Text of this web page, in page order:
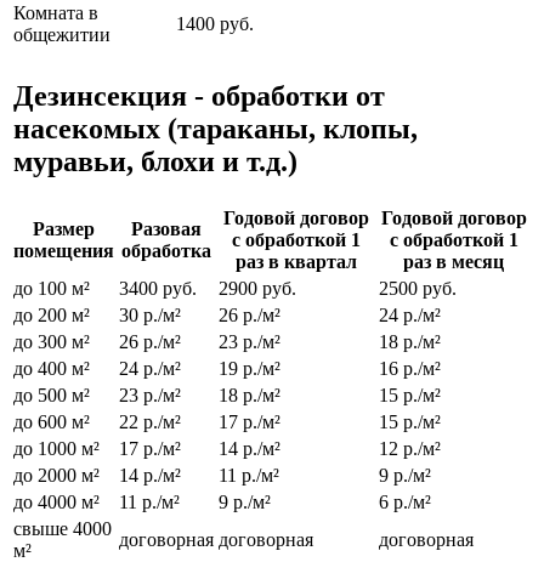
Комната в
общежитии
1400 руб.
Дезинсекция - обработки от
насекомых (тараканы, клопы,
муравьи, блохи и т.д.)
Размер
помещения
Разовая
обработка
Годовой договор
с обработкой 1
раз в квартал
Годовой договор
с обработкой 1
раз в месяц
до 100 м²
3400 руб. 2900 руб.
2500 руб.
до 200 м²
30 р./м² 26 р./м²
24 р./м²
до 300 м²
26 р./м² 23 р./м²
18 р./м²
до 400 м²
24 р./м² 19 р./м²
16 р./м²
до 500 м²
23 р./м² 18 р./м²
15 р./м²
до 600 м²
22 р./м² 17 р./м²
15 р./м²
до 1000 м²
17 р./м² 14 р./м²
12 р./м²
до 2000 м²
14 р./м² 11 р./м²
9 р./м²
до 4000 м²
11 р./м² 9 р./м²
6 р./м²
свыше 4000
м²
договорная договорная договорная